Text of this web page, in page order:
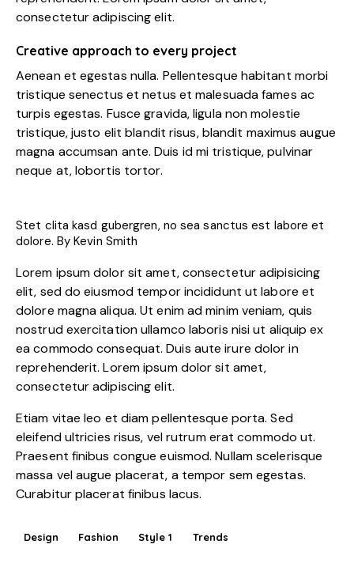
consectetur adipiscing elit.
Creative approach to every project
Aenean et egestas nulla. Pellentesque habitant morbi
tristique senectus et netus et malesuada fames ac
turpis egestas. Fusce gravida, ligula non molestie
tristique, justo elit blandit risus, blandit maximus augue
magna accumsan ante. Duis id mi tristique, pulvinar
neque at, lobortis tortor.
Stet clita kasd gubergren, no sea sanctus est labore et
dolore. ByKevin Smith
Lorem ipsum dolor sit amet, consectetur adipisicing
elit, sed do eiusmod tempor incididunt ut labore et
dolore magna aliqua. Ut enim ad minim veniam, quis
nostrud exercitation ullamco laboris nisi ut aliquip ex
ea commodo consequat. Duis aute irure dolor in
reprehenderit. Lorem ipsum dolor sit amet,
consectetur adipiscing elit.
Etiam vitae leo et diam pellentesque porta. Sed
eleifend ultricies risus, vel rutrum erat commodo ut.
Praesent finibus congue euismod. Nullam scelerisque
massa vel augue placerat, a tempor sem egestas.
Curabitur placerat finibus lacus.
Design Fashion Style 1 Trends